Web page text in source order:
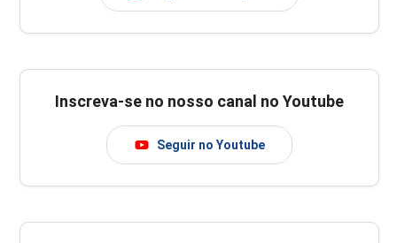
Inscreva-se no nosso canal no Youtube
Seguir no Youtube